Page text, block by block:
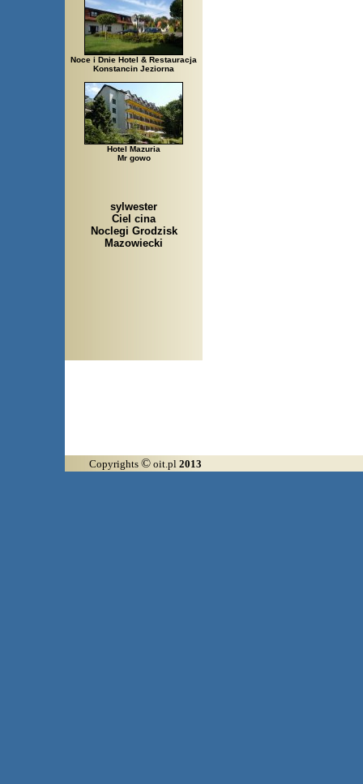
Noce i Dnie Hotel & Restauracja
Konstancin Jeziorna
Hotel Mazuria
Mr gowo
sylwester
Ciel cina
Noclegi Grodzisk
Mazowiecki
Copyrights © oit.pl 2013